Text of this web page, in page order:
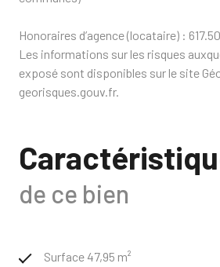
Honoraires d’agence (locataire) :
Les informations sur les risques
exposé sont disponibles sur le site
georisques.gouv.fr.
de ce bien
Surface 47,95 m²